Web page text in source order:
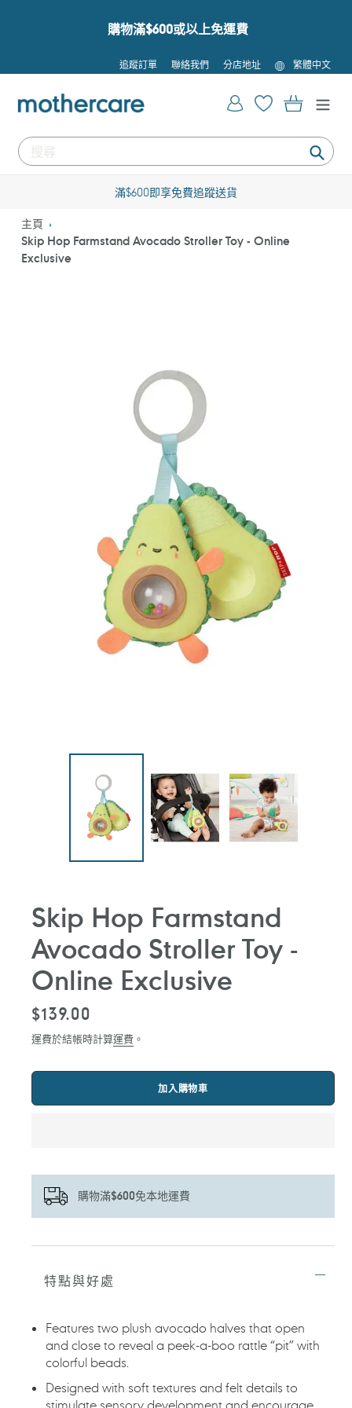
購物滿$600或以上免運費
追蹤訂單 聯絡我們 分店地址
語
言
繁體中文
提
登入 購物車
滿$600即享免費追蹤送貨
主頁
Skip Hop Farmstand Avocado Stroller Toy - Online
Exclusive
Skip Hop Farmstand
Avocado Stroller Toy -
Online Exclusive
定
價
$139.00
運費於結帳時計算運費 。
加入購物車
購物滿$600免本地運費
正
入
物
特點與好處
Features two plush avocado halves that open
and close to reveal a peek-a-boo rattle “pit” with
colorful beads.
Designed with soft textures and felt details to
stimulate sensory development and encourage